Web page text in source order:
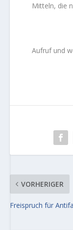
Mitteln, die
Aufruf und
VORHERIGER
Freispruch für